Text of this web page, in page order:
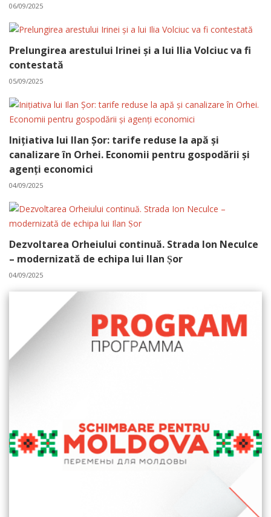
06/09/2025
Prelungirea arestului Irinei și a lui Ilia Volciuc va fi
contestată
05/09/2025
Inițiativa lui Ilan Șor: tarife reduse la apă și
canalizare în Orhei. Economii pentru gospodării și
agenți economici
04/09/2025
Dezvoltarea Orheiului continuă. Strada Ion Neculce
– modernizată de echipa lui Ilan Ṣor
04/09/2025